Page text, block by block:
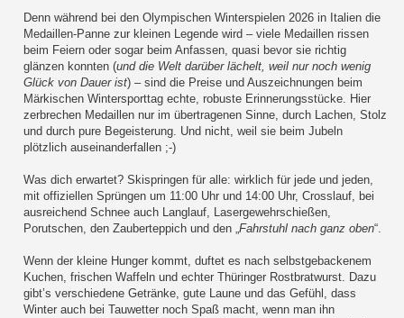
Denn während bei den Olympischen Winterspielen 2026 in Italien die
Medaillen‑Panne zur kleinen Legende wird – viele Medaillen rissen
beim Feiern oder sogar beim Anfassen, quasi bevor sie richtig
glänzen konnten (und die Welt darüber lächelt, weil nur noch wenig
Glück von Dauer ist) – sind die Preise und Auszeichnungen beim
Märkischen Wintersporttag echte, robuste Erinnerungsstücke. Hier
zerbrechen Medaillen nur im übertragenen Sinne, durch Lachen, Stolz
und durch pure Begeisterung. Und nicht, weil sie beim Jubeln
plötzlich auseinanderfallen ;-)
Was dich erwartet? Skispringen für alle: wirklich für jede und jeden,
mit offiziellen Sprüngen um 11:00 Uhr und 14:00 Uhr, Crosslauf, bei
ausreichend Schnee auch Langlauf, Lasergewehrschießen,
Porutschen, den Zauberteppich und den „Fahrstuhl nach ganz oben“.
Wenn der kleine Hunger kommt, duftet es nach selbstgebackenem
Kuchen, frischen Waffeln und echter Thüringer Rostbratwurst. Dazu
gibt’s verschiedene Getränke, gute Laune und das Gefühl, dass
Winter auch bei Tauwetter noch Spaß macht, wenn man ihn